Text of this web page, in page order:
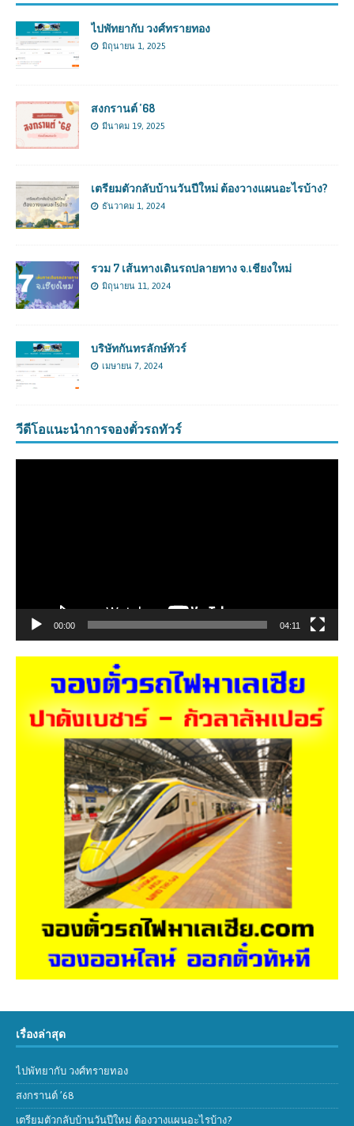
ไปพัทยากับ วงศ์ทรายทอง
มิถุนายน 1, 2025
สงกรานต์ ’68
มีนาคม 19, 2025
เตรียมตัวกลับบ้านวันปีใหม่ ต้องวางแผนอะไรบ้าง?
ธันวาคม 1, 2024
รวม 7 เส้นทางเดินรถปลายทาง จ.เชียงใหม่
มิถุนายน 11, 2024
บริษัทกันทรลักษ์ทัวร์
เมษายน 7, 2024
วีดีโอแนะนำการจองตั๋วรถทัวร์
00:00 04:11
เรื่องล่าสุด
ไปพัทยากับ วงศ์ทรายทอง
สงกรานต์ ’68
เตรียมตัวกลับบ้านวันปีใหม่ ต้องวางแผนอะไรบ้าง?